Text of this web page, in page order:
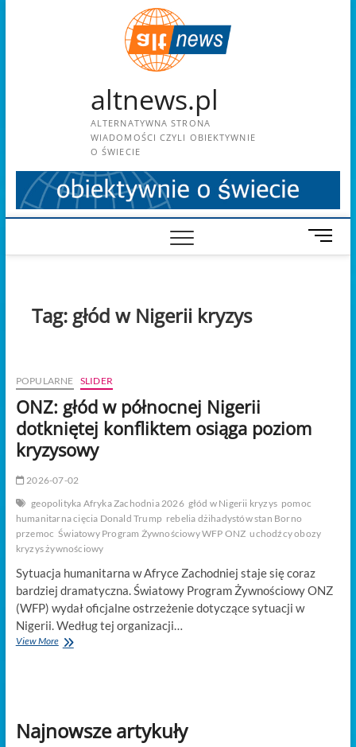
altnews.pl
ALTERNATYWNA STRONA
WIADOMOŚCI CZYLI OBIEKTYWNIE
O ŚWIECIE
M
e
Tag: głód w Nigerii kryzys
POPULARNE SLIDER
ONZ: głód w północnej Nigerii
dotkniętej konfliktem osiąga poziom
kryzysowy
2026-07-02
geopolityka Afryka Zachodnia 2026 głód w Nigerii kryzys pomoc
humanitarna cięcia Donald Trump rebelia dżihadystów stan Borno
przemoc Światowy Program Żywnościowy WFP ONZ uchodźcy obozy
kryzys żywnościowy
Sytuacja humanitarna w Afryce Zachodniej staje się coraz
bardziej dramatyczna. Światowy Program Żywnościowy ONZ
(WFP) wydał oficjalne ostrzeżenie dotyczące sytuacji w
Nigerii. Według tej organizacji…
View MoreONZ:
konfliktem
osiąga
Najnowsze artykuły